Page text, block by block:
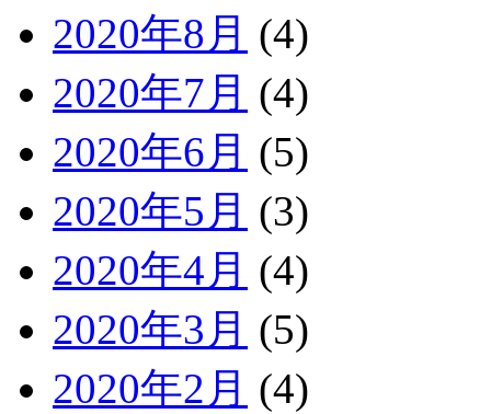
2020年8月 (4)
2020年7月 (4)
2020年6月 (5)
2020年5月 (3)
2020年4月 (4)
2020年3月 (5)
2020年2月 (4)